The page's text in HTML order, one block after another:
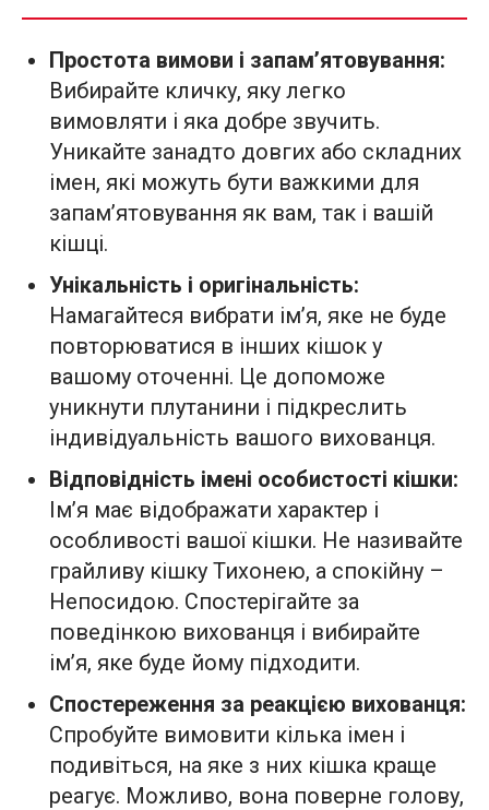
Простота вимови і запам’ятовування:
Вибирайте кличку, яку легко
вимовляти і яка добре звучить.
Уникайте занадто довгих або складних
імен, які можуть бути важкими для
запам’ятовування як вам, так і вашій
кішці.
Унікальність і оригінальність:
Намагайтеся вибрати ім’я, яке не буде
повторюватися в інших кішок у
вашому оточенні. Це допоможе
уникнути плутанини і підкреслить
індивідуальність вашого вихованця.
Відповідність імені особистості кішки:
Ім’я має відображати характер і
особливості вашої кішки. Не називайте
грайливу кішку Тихонею, а спокійну –
Непосидою. Спостерігайте за
поведінкою вихованця і вибирайте
ім’я, яке буде йому підходити.
Спостереження за реакцією вихованця:
Спробуйте вимовити кілька імен і
подивіться, на яке з них кішка краще
реагує. Можливо, вона поверне голову,